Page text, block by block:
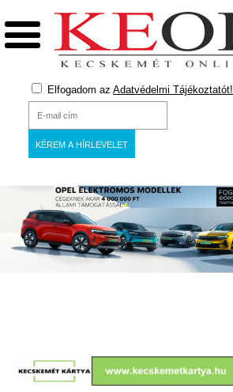
Elfogadom az Adatvédelmi Tájékoztatót!